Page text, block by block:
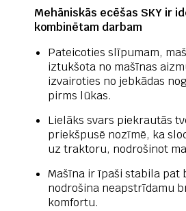
Mehāniskās ecēšas SKY ir
kombinētam darbam
Pateicoties slīpumam,
iztukšota no mašīnas
izvairoties no jebkādas
pirms lūkas.
Lielāks svars piekrautās
priekšpusē nozīmē, ka
uz traktoru, nodrošinot
Mašīna ir īpaši stabila pat
nodrošina neapstrīdamu
komfortu.